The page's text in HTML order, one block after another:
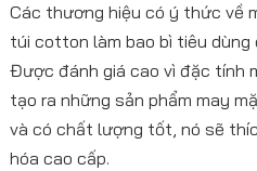
Các thương hiệu có ý thức về
túi cotton làm bao bì tiêu dùng
Được đánh giá cao vì đặc tính
tạo ra những sản phẩm may
và có chất lượng tốt, nó sẽ
hóa cao cấp.